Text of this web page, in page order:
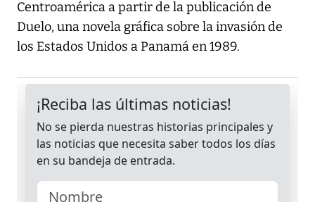
Centroamérica a partir de la publicación de
Duelo, una novela gráfica sobre la invasión de
los Estados Unidos a Panamá en 1989.